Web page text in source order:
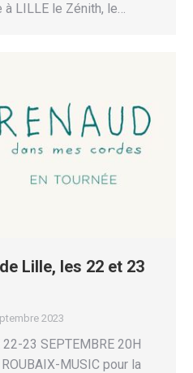
à LILLE le Zénith, le…
Lille, les 22 et 23
2023
23 SEPTEMBRE 20H
MUSIC pour la